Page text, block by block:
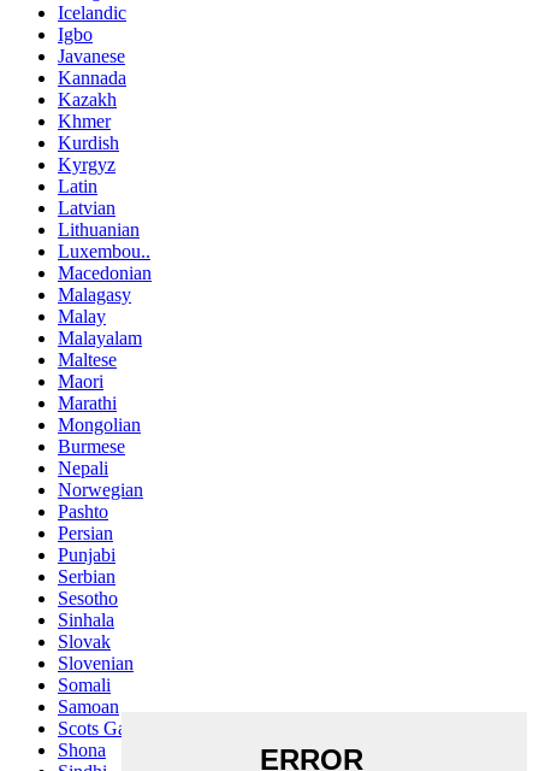
Icelandic
Igbo
Javanese
Kannada
Kazakh
Khmer
Kurdish
Kyrgyz
Latin
Latvian
Lithuanian
Luxembou..
Macedonian
Malagasy
Malay
Malayalam
Maltese
Maori
Marathi
Mongolian
Burmese
Nepali
Norwegian
Pashto
Persian
Punjabi
Serbian
Sesotho
Sinhala
Slovak
Slovenian
Somali
Samoan
Scots Gaelic
Shona